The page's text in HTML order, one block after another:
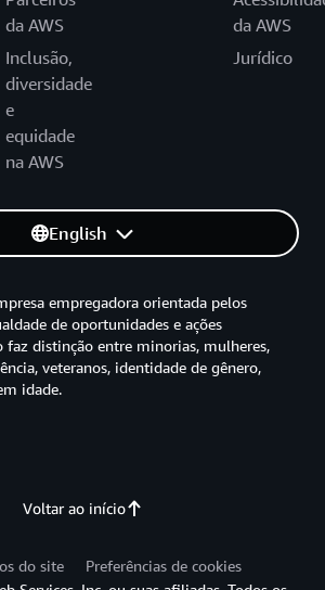
da AWS
Inclusão,
diversidade
e
equidade
na AWS
da AWS
Jurídico
English
Voltar ao início
empregadora orientada pelos
de oportunidades e ações
faz distinção entre minorias, mulheres,
veteranos, identidade de gênero,
idade.
do site
Preferências de cookies